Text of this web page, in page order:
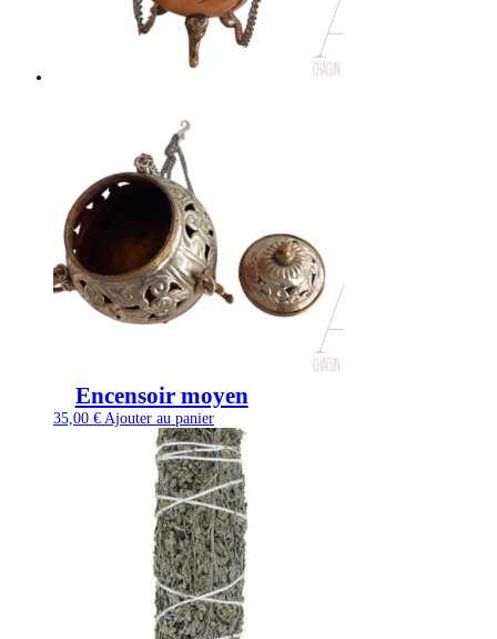
Encensoir moyen
35,00 € Ajouter au panier